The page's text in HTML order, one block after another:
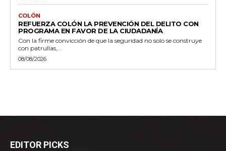
COLÓN
REFUERZA COLÓN LA PREVENCIÓN DEL DELITO CON
PROGRAMA EN FAVOR DE LA CIUDADANÍA
Con la firme convicción de que la seguridad no solo se construye
con patrullas,...
08/08/2026
EDITOR PICKS